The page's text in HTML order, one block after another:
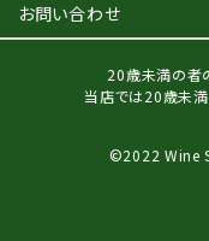
お問い合わせ
20歳未満の者
当店では20歳未
©2022 Wine